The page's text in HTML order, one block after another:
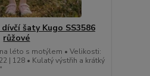
šaty Kugo SS3586
růžové
léto s motýlem • Velikosti:
| 128 • Kulatý výstřih a krátký